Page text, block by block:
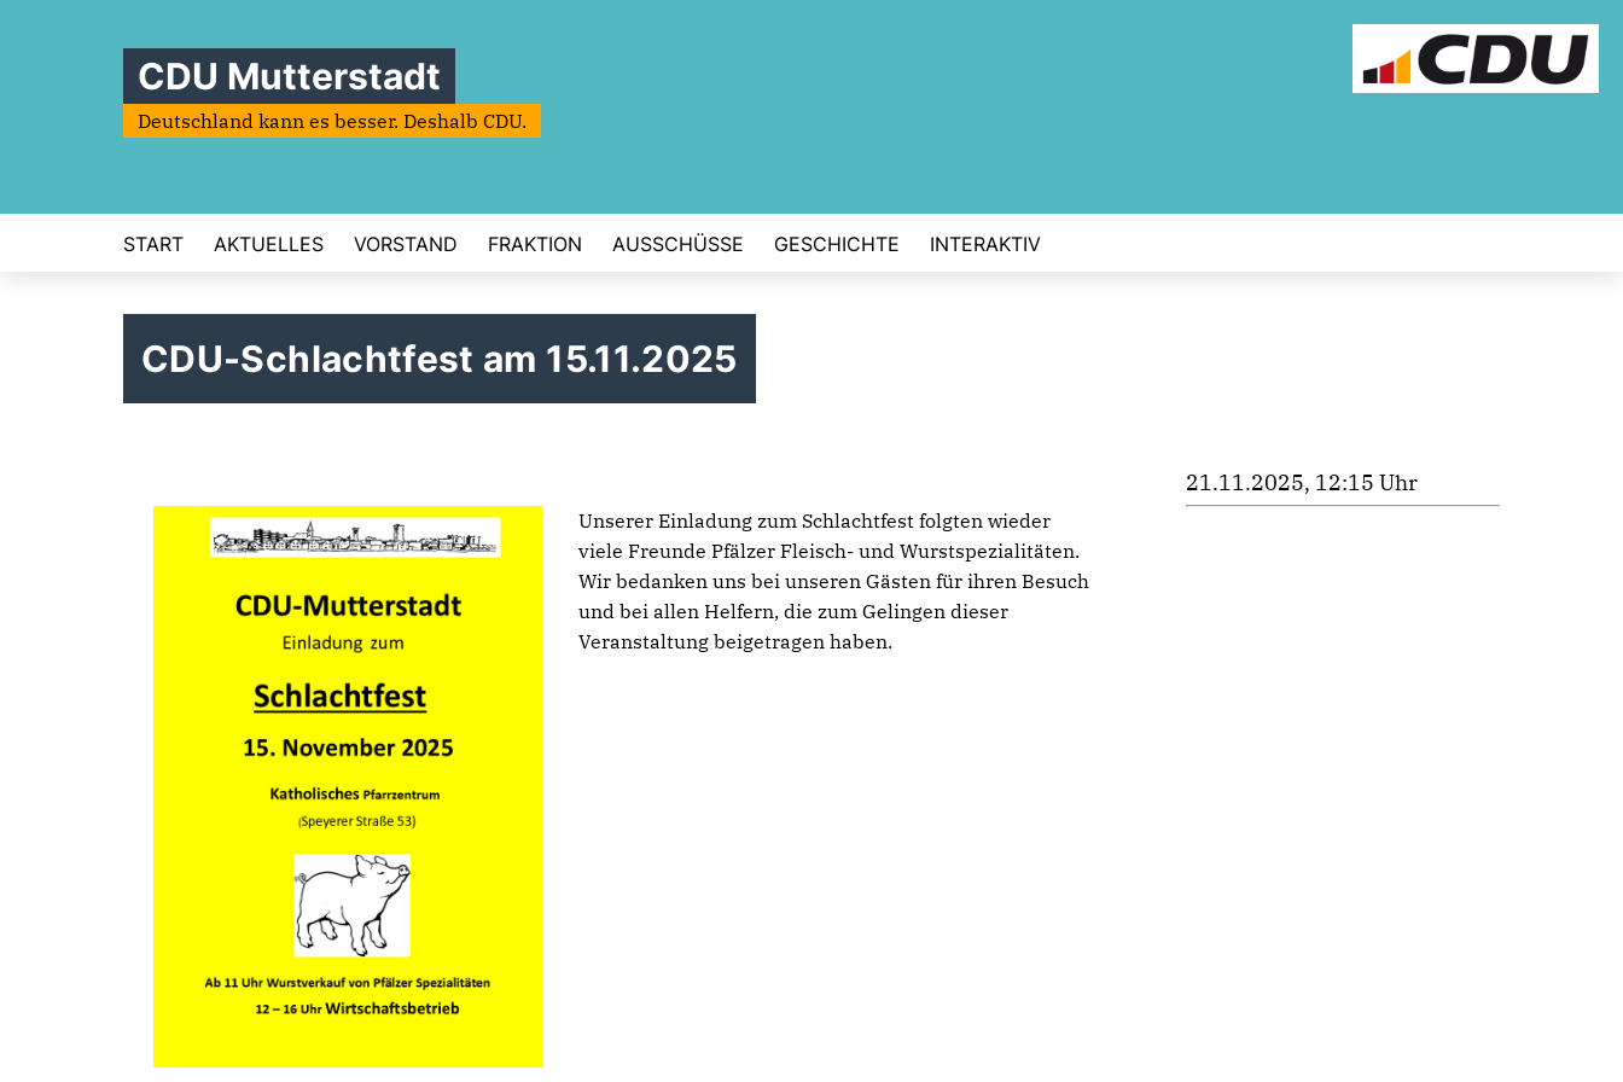
CDU Mutterstadt
Deutschland kann es besser. Deshalb CDU.
START AKTUELLES VORSTAND FRAKTION AUSSCHÜSSE GESCHICHTE INTERAKTIV
CDU-Schlachtfest am 15.11.2025
Unserer Einladung zum Schlachtfest folgten wieder
viele Freunde Pfälzer Fleisch- und Wurstspezialitäten.
Wir bedanken uns bei unseren Gästen für ihren Besuch
und bei allen Helfern, die zum Gelingen dieser
Veranstaltung beigetragen haben.
21.11.2025, 12:15 Uhr